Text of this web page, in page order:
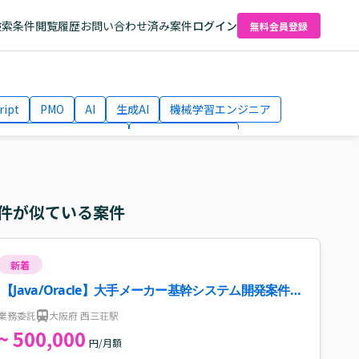
条件閲覧履歴お問い合わせ済み案件ログイン 無料会員登録
PMO AI 生成AI
機械学習エンジニア
が似ている案件
新着
【Java/Oracle】大手メーカー基幹システム開発案件・
求人
務委託 大阪府 西三荘駅
500,000 円/月額